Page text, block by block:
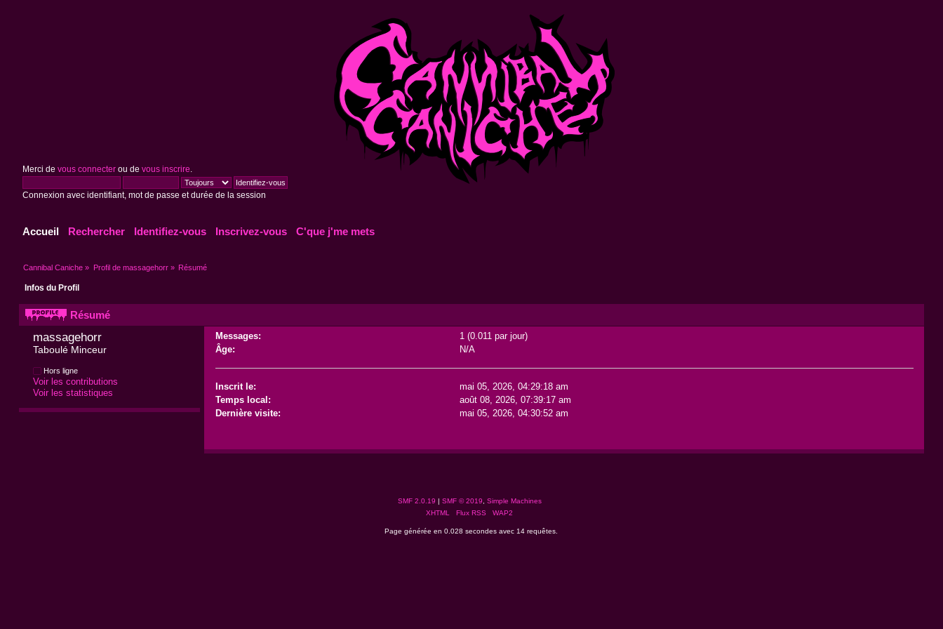
Merci de vous connecterou de vous inscrire
Connexion avec identifiant, mot de passe et durée de la session
Accueil Rechercher Identifiez-vous Inscrivez-vous C'que j'me mets
Cannibal Caniche » Profil de massagehorr» Résumé
Infos du Profil
Résumé
massagehorr
Taboulé Minceur
Hors ligne
Voir les contributions
Voir les statistiques
Messages:
1 (0.011 par jour)
Âge:
N/A
Inscrit le:
mai 05, 2026, 04:29:18 am
Temps local:
août 08, 2026, 07:39:17 am
Dernière visite:
mai 05, 2026, 04:30:52 am
SMF 2.0.19 | SMF © 2019
Simple Machines
XHTML
Flux RSS WAP2
Page générée en 0.028 secondes avec 14 requêtes.